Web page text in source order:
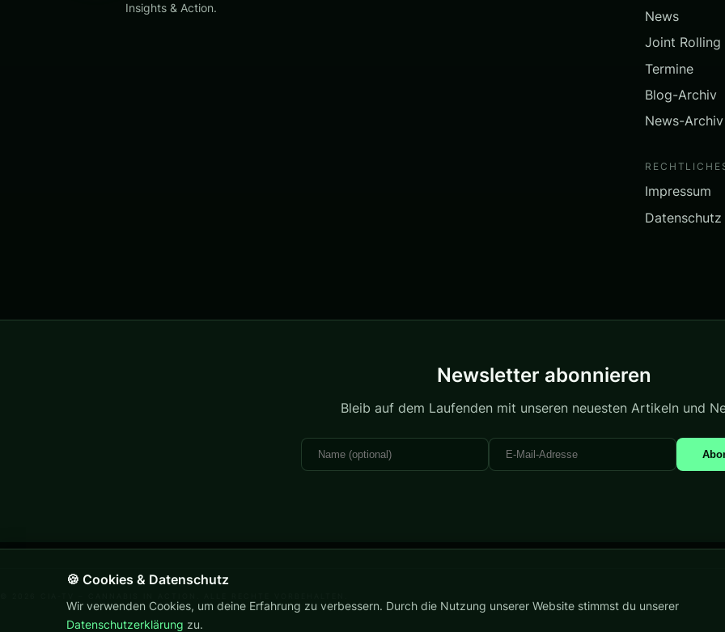
Insights & Action.
News
Joint Rolling
Termine
Blog-Archiv
News-Archiv
Impressum
Datenschutz
Newsletter abonnieren
Bleib auf dem Laufenden mit unseren neuesten Artikeln und
🍪 Cookies & Datenschutz
Wir verwenden Cookies, um deine Erfahrung zu verbessern. Durch die Nutzung unserer Website stimmst du unserer
Datenschutzerklärung zu.